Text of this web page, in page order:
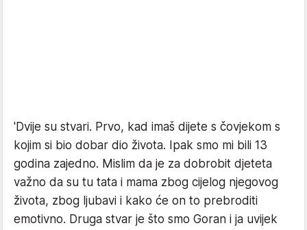
'Dvije su stvari. Prvo, kad imaš dijete s čovjekom s
kojim si bio dobar dio života. Ipak smo mi bili 13
godina zajedno. Mislim da je za dobrobit djeteta
važno da su tu tata i mama zbog cijelog njegovog
života, zbog ljubavi i kako će on to prebroditi
emotivno. Druga stvar je što smo Goran i ja uvijek